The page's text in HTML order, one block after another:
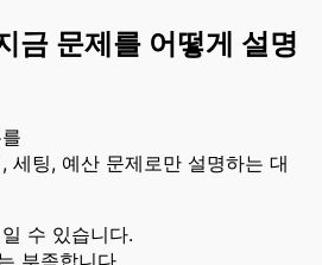
금 문제를 어떻게 설명
세팅, 예산 문제로만 설명하는 대
수 있습니다.
부족합니다.